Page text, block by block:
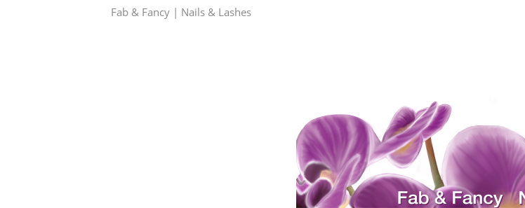
Fab & Fancy | Nails & Lashes